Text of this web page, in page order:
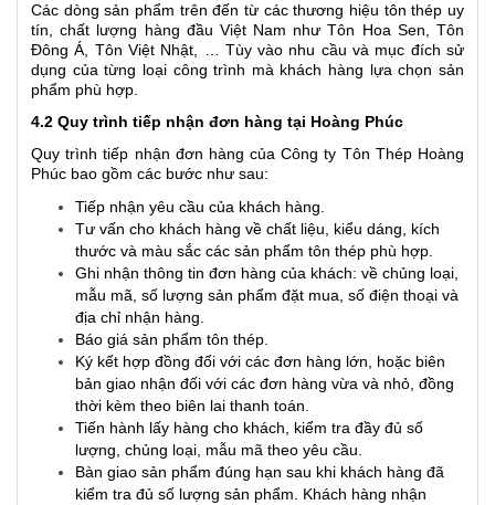
Các dòng sản phẩm trên đến từ các thương hiệu tôn thép uy
tín, chất lượng hàng đầu Việt Nam như Tôn Hoa Sen, Tôn
Đông Á, Tôn Việt Nhật, … Tùy vào nhu cầu và mục đích sử
dụng của từng loại công trình mà khách hàng lựa chọn sản
phẩm phù hợp.
4.2 Quy trình tiếp nhận đơn hàng tại Hoàng Phúc
Quy trình tiếp nhận đơn hàng của Công ty Tôn Thép Hoàng
Phúc bao gồm các bước như sau:
Tiếp nhận yêu cầu của khách hàng.
Tư vấn cho khách hàng về chất liệu, kiểu dáng, kích
thước và màu sắc các sản phẩm tôn thép phù hợp.
Ghi nhận thông tin đơn hàng của khách: về chủng loại,
mẫu mã, số lượng sản phẩm đặt mua, số điện thoại và
địa chỉ nhận hàng.
Báo giá sản phẩm tôn thép.
Ký kết hợp đồng đối với các đơn hàng lớn, hoặc biên
bản giao nhận đối với các đơn hàng vừa và nhỏ, đồng
thời kèm theo biên lai thanh toán.
Tiến hành lấy hàng cho khách, kiểm tra đầy đủ số
lượng, chủng loại, mẫu mã theo yêu cầu.
Bàn giao sản phẩm đúng hạn sau khi khách hàng đã
kiểm tra đủ số lượng sản phẩm. Khách hàng nhận